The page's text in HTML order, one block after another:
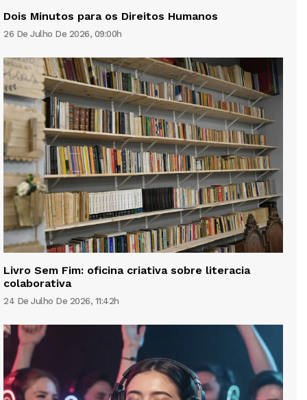
Dois Minutos para os Direitos Humanos
26 De Julho De 2026, 09:00h
Livro Sem Fim: oficina criativa sobre literacia
colaborativa
24 De Julho De 2026, 11:42h